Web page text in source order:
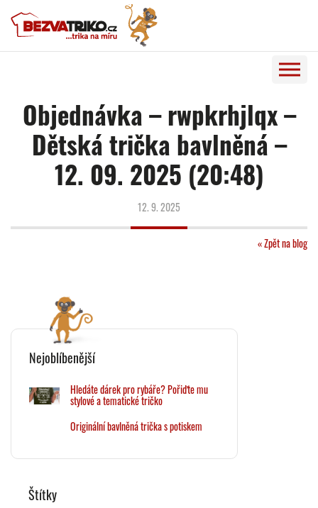
Objednávka – rwpkrhjlqx –
Dětská trička bavlněná –
12. 09. 2025 (20:48)
12. 9. 2025
« Zpět na blog
Nejoblíbenější
Hledáte dárek pro rybáře? Pořiďte mu
stylové a tematické tričko
Originální bavlněná trička s potiskem
Štítky